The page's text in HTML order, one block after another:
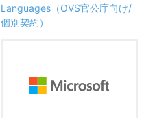
Languages（OVS官公庁向け/
個別契約）